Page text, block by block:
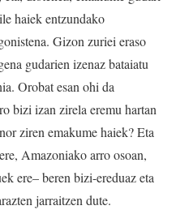
haiek entzundako
Gizon zuriei eraso
gudarien izenaz bataiatu
Orobat esan ohi da
bizi izan zirela eremu hartan
ziren emakume haiek? Eta
Amazoniako arro osoan,
ere– beren bizi-ereduaz eta
jarraitzen dute.